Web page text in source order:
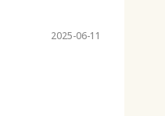
2025-06-11